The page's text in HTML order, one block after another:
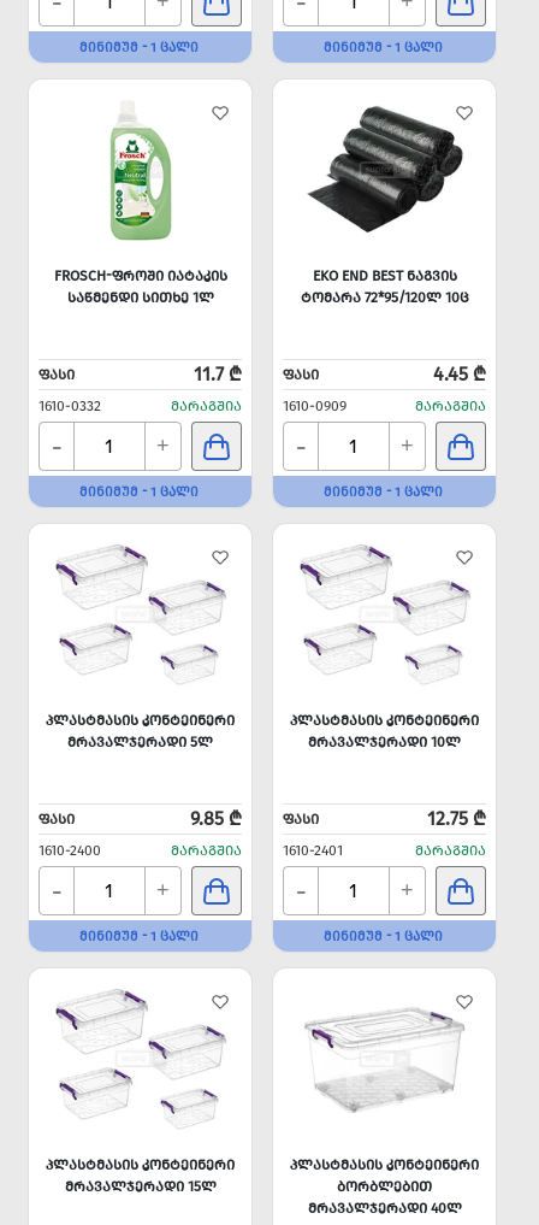
ᲛᲘᲜᲘᲛᲣᲛ - 1 ᲪᲐᲚᲘ ᲛᲘᲜᲘᲛᲣᲛ - 1 ᲪᲐᲚᲘ
FROSCH-ᲤᲠᲝᲨᲘ ᲘᲐᲢᲐᲙᲘᲡ
ᲡᲐᲬᲛᲔᲜᲓᲘ ᲡᲘᲗᲮᲔ 1Ლ
ᲤᲐᲡᲘ 11.7 ₾
1610-0332 ᲛᲐᲠᲐᲒᲨᲘᲐ
- +
ᲛᲘᲜᲘᲛᲣᲛ - 1 ᲪᲐᲚᲘ
EKO END BEST ᲜᲐᲒᲕᲘᲡ
ᲢᲝᲛᲐᲠᲐ 72*95/120Ლ 10Ც
ᲤᲐᲡᲘ 4.45 ₾
1610-0909 ᲛᲐᲠᲐᲒᲨᲘᲐ
- +
ᲛᲘᲜᲘᲛᲣᲛ - 1 ᲪᲐᲚᲘ
ᲞᲚᲐᲡᲢᲛᲐᲡᲘᲡ ᲙᲝᲜᲢᲔᲘᲜᲔᲠᲘ
ᲛᲠᲐᲕᲐᲚᲯᲔᲠᲐᲓᲘ 5Ლ
ᲤᲐᲡᲘ 9.85 ₾
1610-2400 ᲛᲐᲠᲐᲒᲨᲘᲐ
- +
ᲛᲘᲜᲘᲛᲣᲛ - 1 ᲪᲐᲚᲘ
ᲞᲚᲐᲡᲢᲛᲐᲡᲘᲡ ᲙᲝᲜᲢᲔᲘᲜᲔᲠᲘ
ᲛᲠᲐᲕᲐᲚᲯᲔᲠᲐᲓᲘ 10Ლ
ᲤᲐᲡᲘ 12.75 ₾
1610-2401 ᲛᲐᲠᲐᲒᲨᲘᲐ
- +
ᲛᲘᲜᲘᲛᲣᲛ - 1 ᲪᲐᲚᲘ
ᲞᲚᲐᲡᲢᲛᲐᲡᲘᲡ ᲙᲝᲜᲢᲔᲘᲜᲔᲠᲘ
ᲛᲠᲐᲕᲐᲚᲯᲔᲠᲐᲓᲘ 15Ლ
ᲞᲚᲐᲡᲢᲛᲐᲡᲘᲡ ᲙᲝᲜᲢᲔᲘᲜᲔᲠᲘ
ᲑᲝᲠᲑᲚᲔᲑᲘᲗ
ᲛᲠᲐᲕᲐᲚᲯᲔᲠᲐᲓᲘ 40Ლ